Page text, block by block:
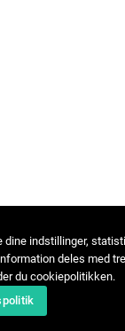
dine indstillinger,
deles med
du cookiepolitikken.